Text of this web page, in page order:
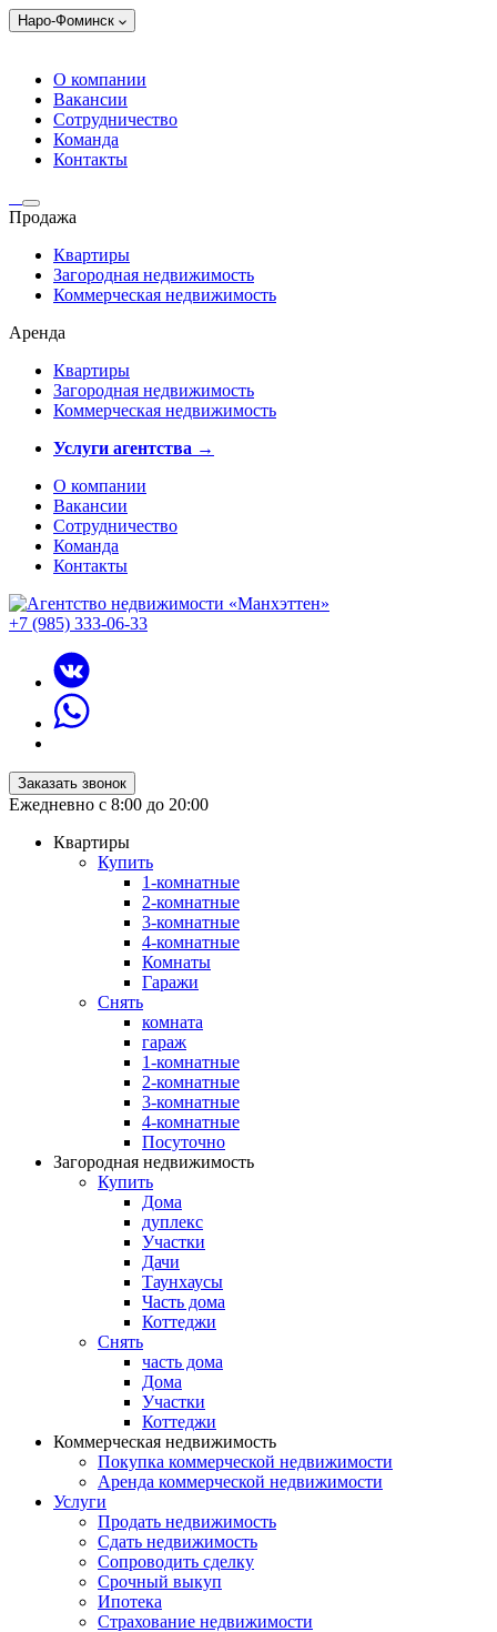
Наро-Фоминск
О компании
Вакансии
Сотрудничество
Команда
Контакты
Продажа
Квартиры
Загородная недвижимость
Коммерческая недвижимость
Аренда
Квартиры
Загородная недвижимость
Коммерческая недвижимость
Услуги агентства →
О компании
Вакансии
Сотрудничество
Команда
Контакты
+7 (985) 333-06-33
Заказать звонок
Ежедневно с 8:00 до 20:00
Квартиры
Купить
1-комнатные
2-комнатные
3-комнатные
4-комнатные
Комнаты
Гаражи
Снять
комната
гараж
1-комнатные
2-комнатные
3-комнатные
4-комнатные
Посуточно
Загородная недвижимость
Купить
Дома
дуплекс
Участки
Дачи
Таунхаусы
Часть дома
Коттеджи
Снять
часть дома
Дома
Участки
Коттеджи
Коммерческая недвижимость
Покупка коммерческой недвижимости
Аренда коммерческой недвижимости
Услуги
Продать недвижимость
Сдать недвижимость
Сопроводить сделку
Срочный выкуп
Ипотека
Страхование недвижимости